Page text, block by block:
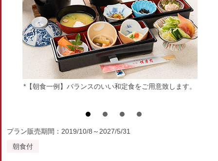
*【朝食一例】バランスのいい和定食をご用意致します。
プラン販売期間：2019/10/8～2027/5/31
朝食付